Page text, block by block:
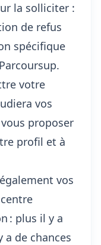
la solliciter :
de refus
spécifique
votre
vos
proposer
profil et à
vos
: plus il y a
a de chances